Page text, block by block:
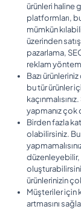
ürünleri haline
platformları,
mümkün
üzerinden
pazarlama,
reklam
Bazı
bu tür ürünler
yapmanız çok
Birden fazla
olabilirsiniz.
düzenleyebilir,
ürünlerinizin
Müşteriler için
artmasını